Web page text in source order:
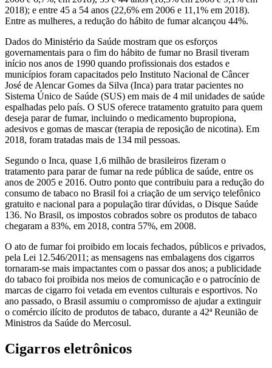
2018); e entre 45 a 54 anos (22,6% em 2006 e 11,1% em 2018).
Entre as mulheres, a redução do hábito de fumar alcançou 44%.
Dados do Ministério da Saúde mostram que os esforços
governamentais para o fim do hábito de fumar no Brasil tiveram
início nos anos de 1990 quando profissionais dos estados e
municípios foram capacitados pelo Instituto Nacional de Câncer
José de Alencar Gomes da Silva (Inca) para tratar pacientes no
Sistema Único de Saúde (SUS) em mais de 4 mil unidades de saúde
espalhadas pelo país. O SUS oferece tratamento gratuito para quem
deseja parar de fumar, incluindo o medicamento bupropiona,
adesivos e gomas de mascar (terapia de reposição de nicotina). Em
2018, foram tratadas mais de 134 mil pessoas.
Segundo o Inca, quase 1,6 milhão de brasileiros fizeram o
tratamento para parar de fumar na rede pública de saúde, entre os
anos de 2005 e 2016. Outro ponto que contribuiu para a redução do
consumo de tabaco no Brasil foi a criação de um serviço telefônico
gratuito e nacional para a população tirar dúvidas, o Disque Saúde
136. No Brasil, os impostos cobrados sobre os produtos de tabaco
chegaram a 83%, em 2018, contra 57%, em 2008.
O ato de fumar foi proibido em locais fechados, públicos e privados,
pela Lei 12.546/2011; as mensagens nas embalagens dos cigarros
tornaram-se mais impactantes com o passar dos anos; a publicidade
do tabaco foi proibida nos meios de comunicação e o patrocínio de
marcas de cigarro foi vetada em eventos culturais e esportivos. No
ano passado, o Brasil assumiu o compromisso de ajudar a extinguir
o comércio ilícito de produtos de tabaco, durante a 42ª Reunião de
Ministros da Saúde do Mercosul.
Cigarros eletrônicos